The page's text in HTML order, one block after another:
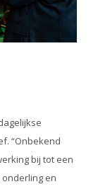
“Onbekend
bij tot een
en